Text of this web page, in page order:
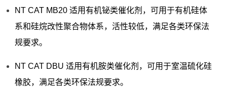
NT CAT MB20 适用有机铋类催化剂，可用于有机硅体
系和硅烷改性聚合物体系，活性较低，满足各类环保法
规要求。
NT CAT DBU 适用有机胺类催化剂，可用于室温硫化硅
橡胶，满足各类环保法规要求。